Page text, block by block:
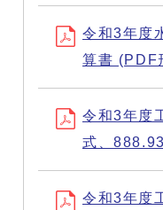
令和3年度
算書 (PDF
令和3年度
式、
令和3年度